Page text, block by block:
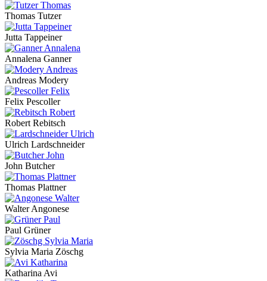
Thomas Tutzer
Jutta Tappeiner
Annalena Ganner
Andreas Modery
Felix Pescoller
Robert Rebitsch
Ulrich Lardschneider
John Butcher
Thomas Plattner
Walter Angonese
Paul Grüner
Sylvia Maria Zöschg
Katharina Avi